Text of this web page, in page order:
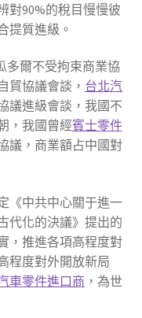
對90%的稅目慢慢彼
提質進級。
多爾不受拘束商業協
貿協議會談， 台北汽
議進級會談，我國不
，我國曾經賓士零件
議，商業額占中國對
《中共中心關于進一
代化的決議》提出的
，推進各項高程度對
程度對外開放新局
車零件進口商 ，為世